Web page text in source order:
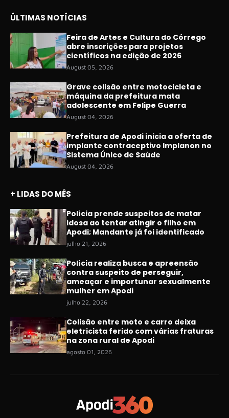
ÚLTIMAS NOTÍCIAS
Feira de Artes e Cultura do Córrego
abre inscrições para projetos
científicos na edição de 2026
August 05, 2026
Grave colisão entre motocicleta e
máquina da prefeitura mata
adolescente em Felipe Guerra
August 04, 2026
Prefeitura de Apodi inicia a oferta de
implante contraceptivo Implanon no
Sistema Único de Saúde
August 04, 2026
+ LIDAS DO MÊS
Polícia prende suspeitos de matar
idosa ao tentar atingir o filho em
Apodi; Mandante já foi identificado
julho 21, 2026
Polícia realiza busca e apreensão
contra suspeito de perseguir,
ameaçar e importunar sexualmente
mulher em Apodi
julho 22, 2026
Colisão entre moto e carro deixa
eletricista ferido com várias fraturas
na zona rural de Apodi
agosto 01, 2026